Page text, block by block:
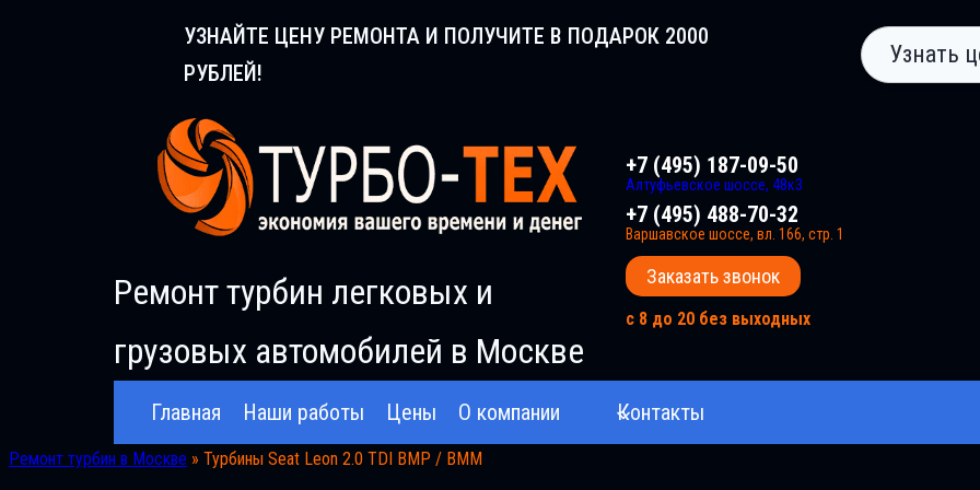
УЗНАЙТЕ ЦЕНУ РЕМОНТА И ПОЛУЧИТЕ В ПОДАРОК 2000
РУБЛЕЙ!
Узнать
Ремонт турбин легковых и
грузовых автомобилей в Москве
+7 (495) 187-09-50
Алтуфьевское шоссе, 48к3
+7 (495) 488-70-32
Варшавское шоссе, вл. 166, стр. 1
Заказать звонок
с 8 до 20 без выходных
Главная Наши работы Цены О компании Контакты
Ремонт турбин в Москве » Турбины Seat Leon 2.0 TDI BMP / BMM